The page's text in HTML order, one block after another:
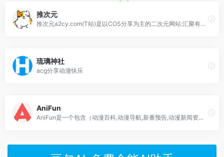
推次元
推次元a2cy.com(T站)是以COS分享为主的二次元网站:汇聚有COS正片,Coser写真,Coser采访,COS视频,动漫资讯等的二次元动漫平台网站。
琉璃神社
acg分享动漫快乐
AniFun
AniFun是一个包含（动漫百科,动漫导航,新番预告,动漫新闻资讯)领域的综合网站，为动漫爱好者提供一站式服务